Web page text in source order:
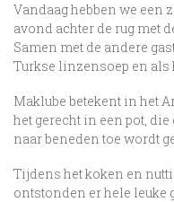
Vandaag hebben we een
avond achter de rug met
Samen met de andere
Turkse linzensoep en als
Maklube betekent in het
het gerecht in een pot,
naar beneden toe wordt
Tijdens het koken en
ontstonden er hele leuke